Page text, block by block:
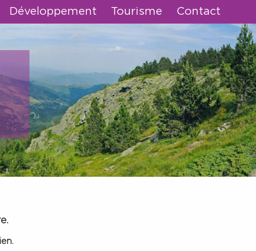
Développement Tourisme Contact